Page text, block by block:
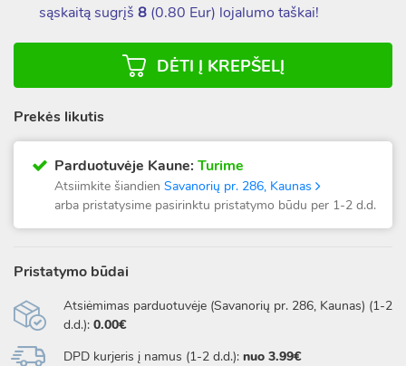
sąskaitą sugrįš 8 (0.80 Eur) lojalumo taškai!
DĖTI Į KREPŠELĮ
Prekės likutis
Parduotuvėje Kaune: Turime
Atsiimkite šiandien Savanorių pr. 286, Kaunas
arba pristatysime pasirinktu pristatymo būdu per 1-2 d.d.
Pristatymo būdai
Atsiėmimas parduotuvėje (Savanorių pr. 286, Kaunas) (1-2
d.d.): 0.00€
DPD kurjeris į namus (1-2 d.d.): nuo 3.99€